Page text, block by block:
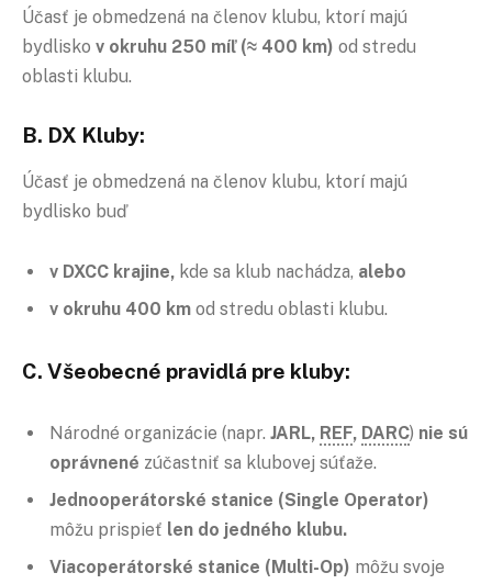
Účasť je obmedzená na členov klubu, ktorí majú
bydlisko v okruhu 250 míľ (≈ 400 km) od stredu
oblasti klubu.
B. DX Kluby:
Účasť je obmedzená na členov klubu, ktorí majú
bydlisko buď
v DXCC krajine, kde sa klub nachádza, alebo
v okruhu 400 km od stredu oblasti klubu.
C. Všeobecné pravidlá pre kluby:
Národné organizácie (napr. JARL, REF, DARC) nie sú
oprávnené zúčastniť sa klubovej súťaže.
Jednooperátorské stanice (Single Operator)
môžu prispieť len do jedného klubu.
Viacoperátorské stanice (Multi-Op) môžu svoje